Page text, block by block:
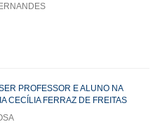
PROFESSOR E ALUNO NA
CECÍLIA FERRAZ DE FREITAS